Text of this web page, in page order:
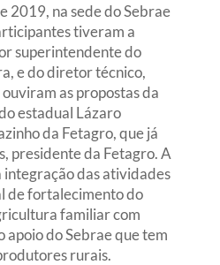
2019, na sede do Sebrae
tiveram a
superintendente do
e do diretor técnico,
as propostas da
estadual Lázaro
da Fetagro, que já
presidente da Fetagro. A
integração das atividades
de fortalecimento do
familiar com
apoio do Sebrae que tem
rurais.